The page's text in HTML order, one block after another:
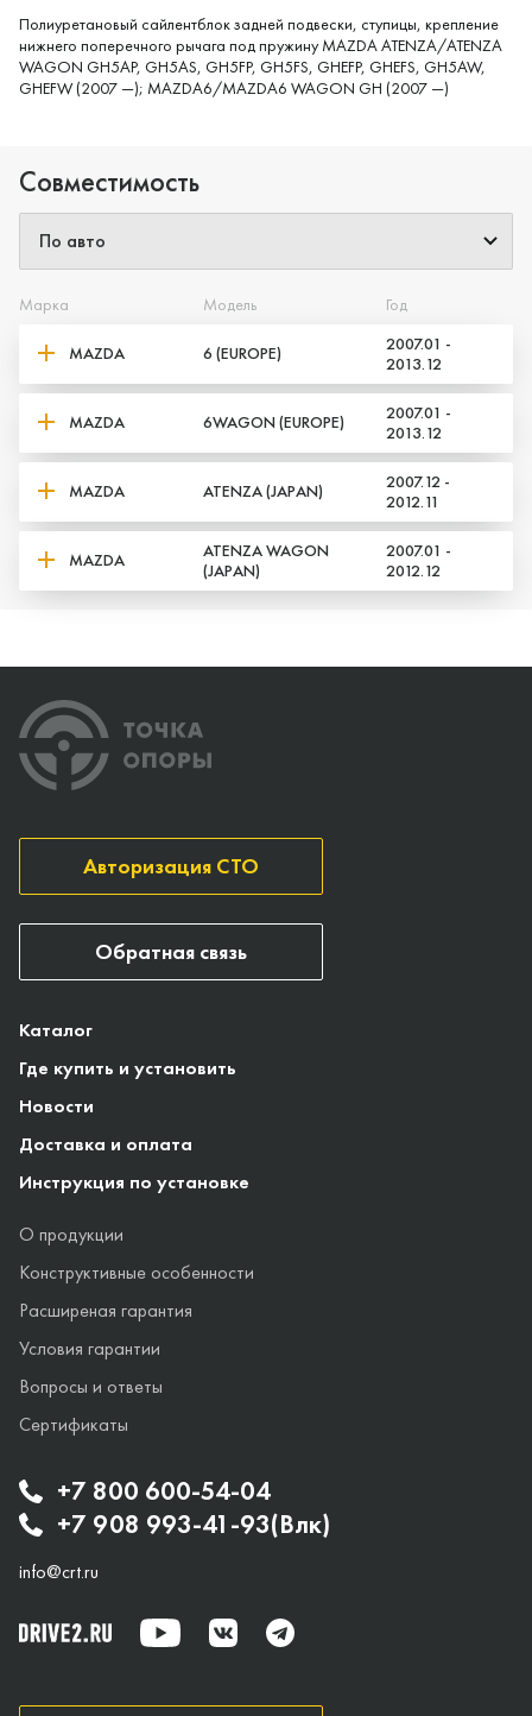
Да, верно Нет, выбрать другой
Полиуретановый сайлентблок задней подвески, ступицы, крепление
нижнего поперечного рычага под пружину MAZDA ATENZA/ATENZA
WAGON GH5AP, GH5AS, GH5FP, GH5FS, GHEFP, GHEFS, GH5AW,
GHEFW (2007 —); MAZDA6/MAZDA6 WAGON GH (2007 —)
Совместимость
Марка Модель Год
MAZDA 6 (EUROPE)
2007.01 -
2013.12
MAZDA 6WAGON (EUROPE)
2007.01 -
2013.12
MAZDA ATENZA (JAPAN)
2007.12 -
2012.11
MAZDA
ATENZA WAGON
(JAPAN)
2007.01 -
2012.12
+7 800 600-54-04
+7 908 993-41-93(Влк)
info@crt.ru
Каталог
Где купить и установить
Новости
Доставка и оплата
Инструкция по установке
О продукции
Конструктивные особенности
Расширеная гарантия
Условия гарантии
Вопросы и ответы
Сертификаты
Авторизация СТО
Обратная связь